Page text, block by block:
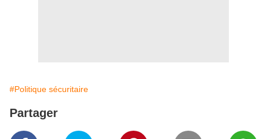
#Politique sécuritaire
Partager